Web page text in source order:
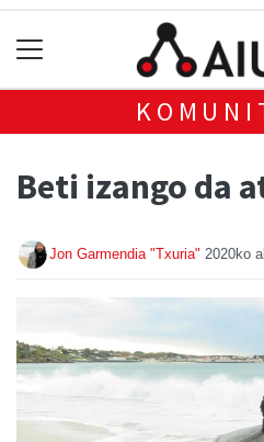
Beti izango da
Jon Garmendia "Txuria" 2020ko